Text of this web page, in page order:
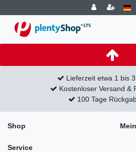
Lieferzeit etwa 1 bis
Kostenloser Versand &
100 Tage
Shop
Service